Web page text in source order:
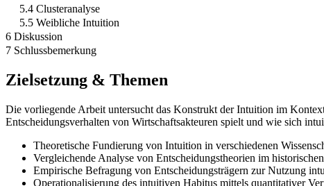
5.4 Clusteranalyse
5.5 Weibliche Intuition
6 Diskussion
7 Schlussbemerkung
Zielsetzung & Themen
Die vorliegende Arbeit untersucht das Konstrukt der Intuition im
Entscheidungsverhalten von Wirtschaftsakteuren spielt und wie sich
Theoretische Fundierung von Intuition in verschiedenen
Vergleichende Analyse von Entscheidungstheorien im
Empirische Befragung von Entscheidungsträgern zur Nutzung
Operationalisierung des intuitiven Habitus mittels quantitativer